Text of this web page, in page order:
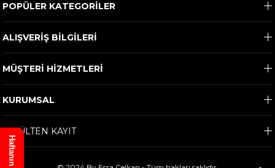
POPÜLER KATEGORİLER
ALIŞVERİŞ BİLGİLERİ
MÜŞTERİ HİZMETLERİ
KURUMSAL
E-BÜLTEN KAYIT